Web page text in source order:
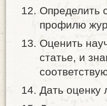
Определить
профилю
Оценить
статье, и
Дать оценку